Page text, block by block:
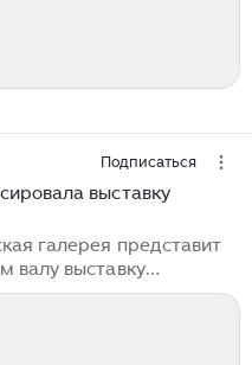
Подписаться
выставку
галерея представит
валу выставку
пейзажа».